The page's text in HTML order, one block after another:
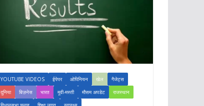
YOUTUBE VIDEOS ईपेपर ओपिनियन खेल
गैजेट्स
दुनिया
बिज़नेस भारत मूवी-मस्ती मौसम अपडेट
राजस्थान